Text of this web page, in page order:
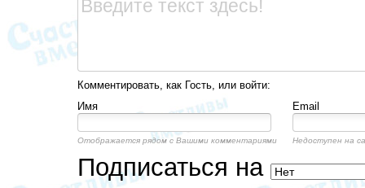
Комментировать, как Гость, или войти:
Имя
Email
Отображается рядом с Вашими комментариями Недоступен на
Подписаться на